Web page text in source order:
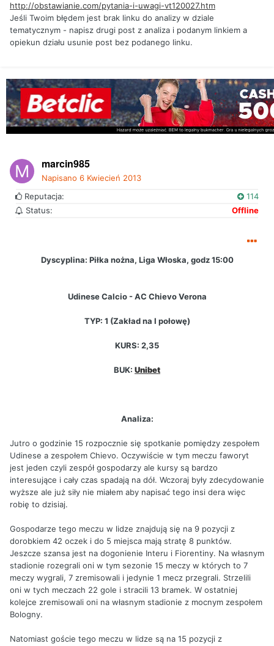
http://obstawianie.com/pytania-i-uwagi-vt120027.htm
Jeśli Twoim błędem jest brak linku do analizy w dziale
tematycznym - napisz drugi post z analiza i podanym linkiem a
opiekun działu usunie post bez podanego linku.
marcin985
Napisano 6 Kwiecień 2013
Reputacja:
114
Status:
Offline
Dyscyplina: Piłka nożna, Liga Włoska, godz 15:00
Udinese Calcio - AC Chievo Verona
TYP: 1 (Zakład na I połowę)
KURS: 2,35
BUK: Unibet
Analiza:
Jutro o godzinie 15 rozpocznie się spotkanie pomiędzy zespołem
Udinese a zespołem Chievo. Oczywiście w tym meczu faworyt
jest jeden czyli zespół gospodarzy ale kursy są bardzo
interesujące i cały czas spadają na dół. Wczoraj były zdecydowanie
wyższe ale już siły nie miałem aby napisać tego insi dera więc
robię to dzisiaj.
Gospodarze tego meczu w lidze znajdują się na 9 pozycji z
dorobkiem 42 oczek i do 5 miejsca mają stratę 8 punktów.
Jeszcze szansa jest na dogonienie Interu i Fiorentiny. Na własnym
stadionie rozegrali oni w tym sezonie 15 meczy w których to 7
meczy wygrali, 7 zremisowali i jedynie 1 mecz przegrali. Strzelili
oni w tych meczach 22 gole i stracili 13 bramek. W ostatniej
kolejce zremisowali oni na własnym stadionie z mocnym zespołem
Bologny.
Natomiast goście tego meczu w lidze są na 15 pozycji z